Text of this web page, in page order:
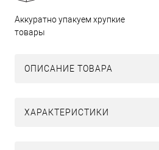
Аккуратно упакуем хрупкие
товары
ОПИСАНИЕ ТОВАРА
ХАРАКТЕРИСТИКИ